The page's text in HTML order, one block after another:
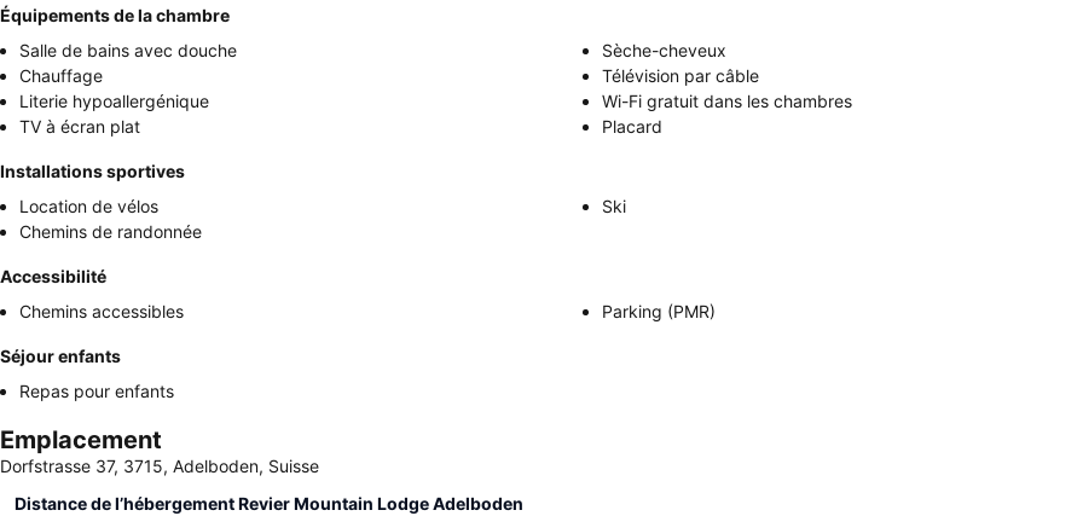
Équipements de la chambre
Salle de bains avec douche
Sèche-cheveux
Chauffage
Télévision par câble
Literie hypoallergénique
Wi-Fi gratuit dans les chambres
TV à écran plat
Placard
Installations sportives
Location de vélos
Ski
Chemins de randonnée
Accessibilité
Chemins accessibles
Parking (PMR)
Séjour enfants
Repas pour enfants
Emplacement
Dorfstrasse 37, 3715, Adelboden, Suisse
Distance de l’hébergement Revier Mountain Lodge Adelboden